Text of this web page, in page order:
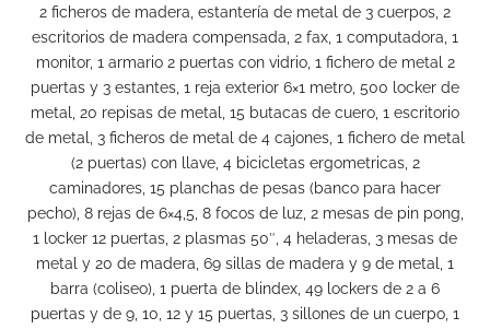
2 ficheros de madera, estantería de metal de 3 cuerpos, 2
escritorios de madera compensada, 2 fax, 1 computadora, 1
monitor, 1 armario 2 puertas con vidrio, 1 fichero de metal 2
puertas y 3 estantes, 1 reja exterior 6×1 metro, 500 locker de
metal, 20 repisas de metal, 15 butacas de cuero, 1 escritorio
de metal, 3 ficheros de metal de 4 cajones, 1 fichero de metal
(2 puertas) con llave, 4 bicicletas ergometricas, 2
caminadores, 15 planchas de pesas (banco para hacer
pecho), 8 rejas de 6×4,5, 8 focos de luz, 2 mesas de pin pong,
1 locker 12 puertas, 2 plasmas 50″, 4 heladeras, 3 mesas de
metal y 20 de madera, 69 sillas de madera y 9 de metal, 1
barra (coliseo), 1 puerta de blindex, 49 lockers de 2 a 6
puertas y de 9, 10, 12 y 15 puertas, 3 sillones de un cuerpo, 1